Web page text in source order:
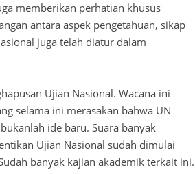
memberikan perhatian khusus
antara aspek pengetahuan, sikap
juga telah diatur dalam
Ujian Nasional. Wacana ini
selama ini merasakan bahwa UN
ide baru. Suara banyak
Ujian Nasional sudah dimulai
banyak kajian akademik terkait ini.